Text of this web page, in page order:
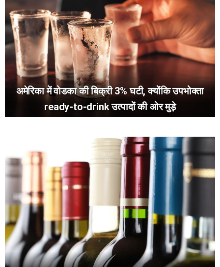
अमेरिका में वोडका की बिक्री 3% घटी, क्योंकि उपभोक्ता
ready-to-drink उत्पादों की ओर मुड़े